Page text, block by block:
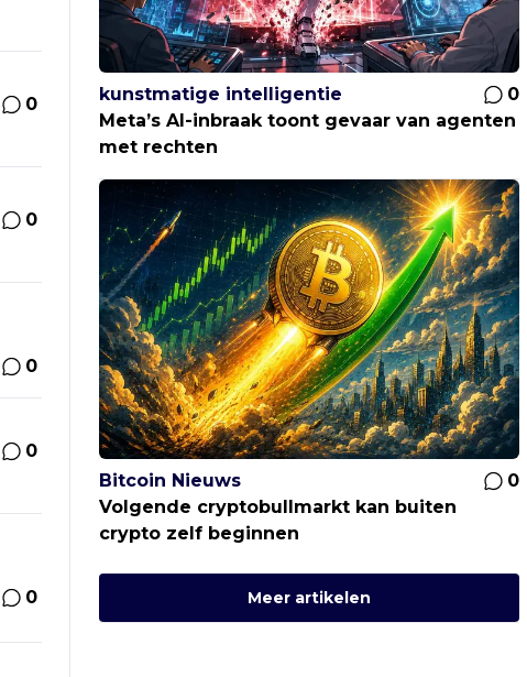
0
0
0
0
0
kunstmatige intelligentie
0
Meta’s AI-inbraak toont gevaar van agenten
met rechten
Bitcoin Nieuws
0
Volgende cryptobullmarkt kan buiten
crypto zelf beginnen
Meer artikelen